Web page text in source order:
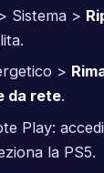
Sistema >
>
da rete.
Play:
la PS5.